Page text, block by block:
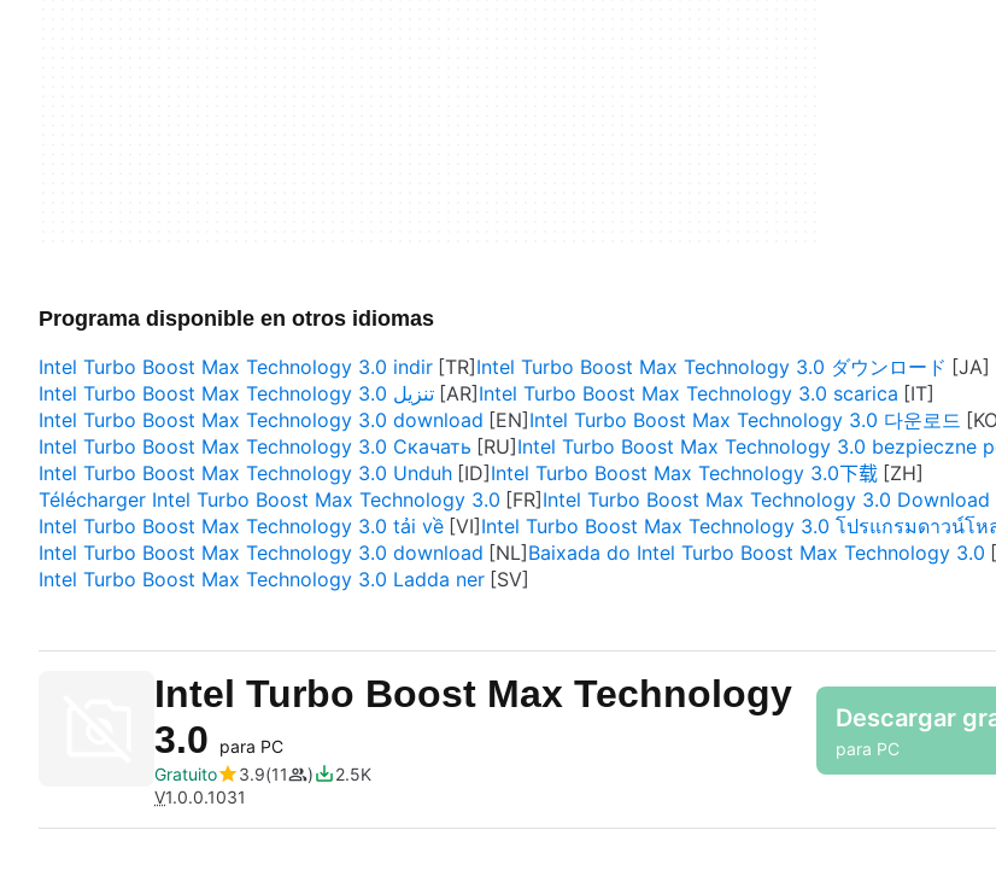
Programa disponible en otros idiomas
Intel Turbo Boost Max Technology 3.0 indir
Intel Turbo Boost Max Technology 3.0 ダウンロード
Intel Turbo Boost Max Technology 3.0 تنزيل
Intel Turbo Boost Max Technology 3.0 scarica
Intel Turbo Boost Max Technology 3.0 download
Intel Turbo Boost Max Technology 3.0 다운로드
Intel Turbo Boost Max Technology 3.0 Скачать
Intel Turbo Boost Max Technology 3.0 bezpieczne
Intel Turbo Boost Max Technology 3.0 Unduh
Intel Turbo Boost Max Technology 3.0下载
Télécharger Intel Turbo Boost Max Technology 3.0
Intel Turbo Boost Max Technology 3.0 Download
Intel Turbo Boost Max Technology 3.0 tải về
Intel Turbo Boost Max Technology 3.0 โปรแกรมดาวน์โห
Intel Turbo Boost Max Technology 3.0 download
Baixada do Intel Turbo Boost Max Technology 3.0
Intel Turbo Boost Max Technology 3.0 Ladda ner
Intel Turbo Boost Max Technology
3.0
para PC
Gratuito
3.9 11
2.5K
V1.0.0.1031
Descargar
para PC